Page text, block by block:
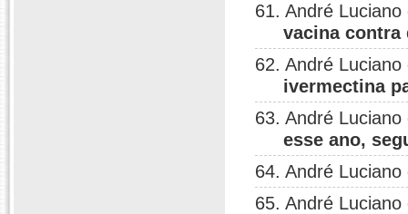
61. André
vacina contra
62. André
ivermectina
63. André
esse ano,
64. André
65. André